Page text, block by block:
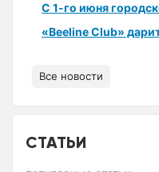
С 1-го июня
«Beeline Club»
Все новости
СТАТЬИ